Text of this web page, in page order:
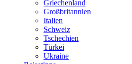
Griechenland
Großbritannien
Italien
Schweiz
Tschechien
Türkei
Ukraine